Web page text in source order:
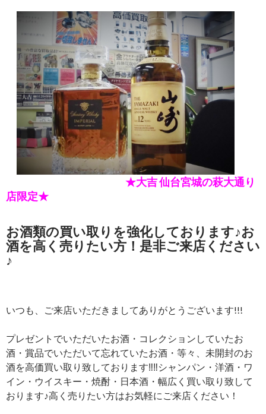
★大吉 仙台宮城の萩大通り
店限定★
お酒類の買い取りを強化しております♪お
酒を高く売りたい方！是非ご来店ください
♪
いつも、ご来店いただきましてありがとうございます!!!
プレゼントでいただいたお酒・コレクションしていたお
酒・賞品でいただいて忘れていたお酒・等々、未開封のお
酒を高価買い取り致しております‼‼シャンパン・洋酒・ワ
イン・ウイスキー・焼酎・日本酒・幅広く買い取り致して
おります♪高く売りたい方はお気軽にご来店ください！